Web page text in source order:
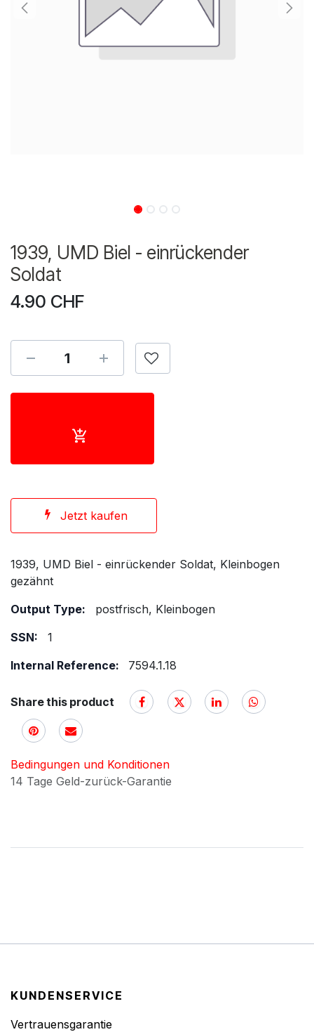
1939, UMD Biel - einrückender
Soldat
4.90 CHF
Jetzt kaufen
1939, UMD Biel - einrückender Soldat, Kleinbogen
gezähnt
Output Type:
postfrisch, Kleinbogen
SSN:
1
Internal Reference:
7594.1.18
Share this product
Bedingungen und Konditionen
14 Tage Geld-zurück-Garantie
KUNDENSERVICE
Vertrauensgarantie